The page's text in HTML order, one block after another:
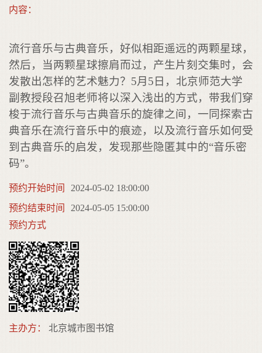
内容：
流行音乐与古典音乐，好似相距遥远的两颗星球，
然后，当两颗星球擦肩而过，产生片刻交集时，会
发散出怎样的艺术魅力？ 5月5日，北京师范大学
副教授段召旭老师将以深入浅出的方式，带我们穿
梭于流行音乐与古典音乐的旋律之间，一同探索古
典音乐在流行音乐中的痕迹，以及流行音乐如何受
到古典音乐的启发，发现那些隐匿其中的“音乐密
码”。
预约开始时间
2024-05-02 18:00:00
预约结束时间
2024-05-05 15:00:00
预约方式
主办方： 北京城市图书馆